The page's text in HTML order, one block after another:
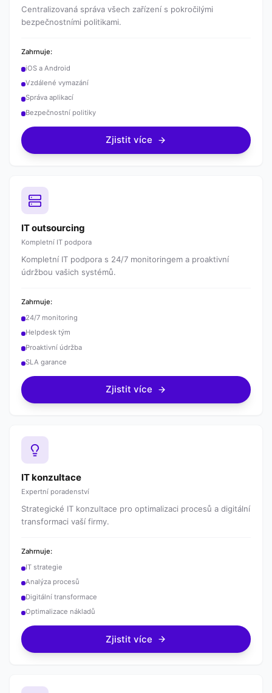
Centralizovaná správa všech zařízení s pokročilými
bezpečnostními politikami.
Zahrnuje:
iOS a Android
Vzdálené vymazání
Správa aplikací
Bezpečnostní politiky
Zjistit více
IT outsourcing
Kompletní IT podpora
Kompletní IT podpora s 24/7 monitoringem a proaktivní
údržbou vašich systémů.
Zahrnuje:
24/7 monitoring
Helpdesk tým
Proaktivní údržba
SLA garance
Zjistit více
IT konzultace
Expertní poradenství
Strategické IT konzultace pro optimalizaci procesů a digitální
transformaci vaší firmy.
Zahrnuje:
IT strategie
Analýza procesů
Digitální transformace
Optimalizace nákladů
Zjistit více